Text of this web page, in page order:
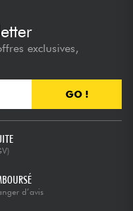
exclusives,
GO !
d’avis